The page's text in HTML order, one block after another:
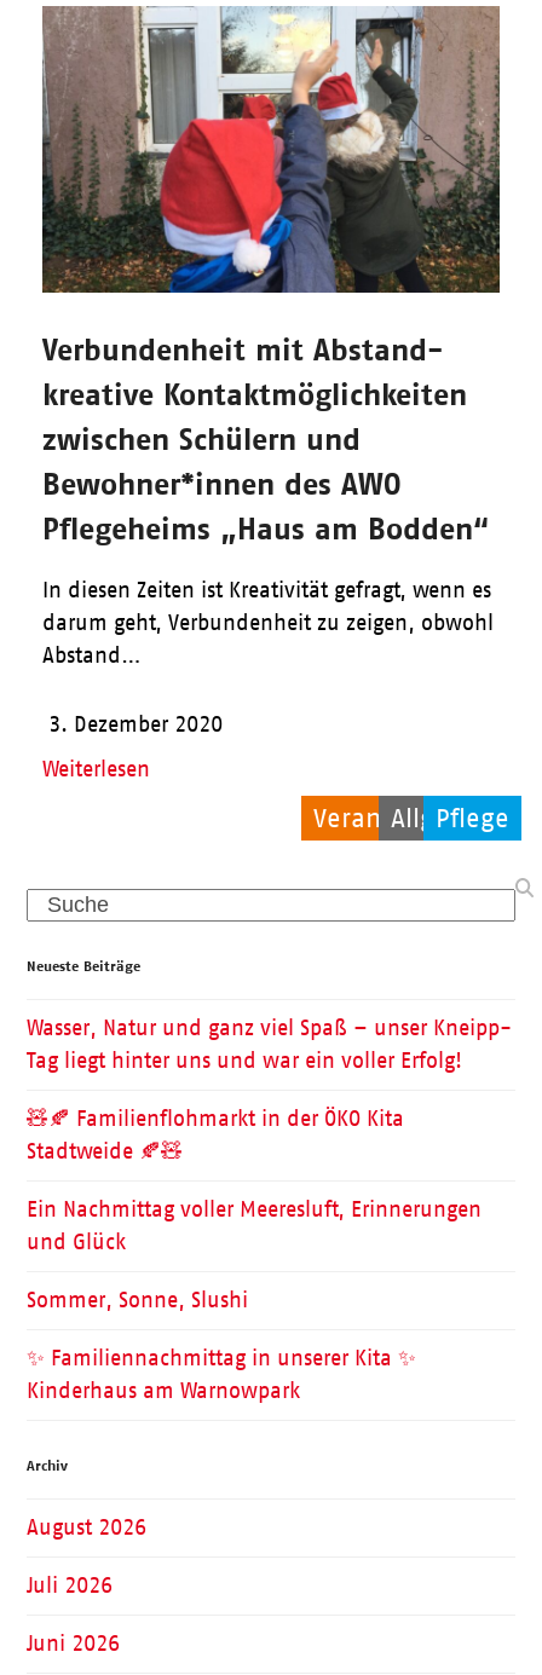
Veranstaltungen
Allgemein
Pflege
Verbundenheit mit Abstand-
kreative Kontaktmöglichkeiten
zwischen Schülern und
Bewohner*innen des AWO
Pflegeheims „Haus am Bodden“
In diesen Zeiten ist Kreativität gefragt, wenn es
darum geht, Verbundenheit zu zeigen, obwohl
Abstand…
3. Dezember 2020
Weiterlesen
Search
Neueste Beiträge
Wasser, Natur und ganz viel Spaß – unser Kneipp-
Tag liegt hinter uns und war ein voller Erfolg!
🧸🍂 Familienflohmarkt in der ÖKO Kita
Stadtweide 🍂🧸
Ein Nachmittag voller Meeresluft, Erinnerungen
und Glück
Sommer, Sonne, Slushi
✨ Familiennachmittag in unserer Kita ✨
Kinderhaus am Warnowpark
Archiv
August 2026
Juli 2026
Juni 2026